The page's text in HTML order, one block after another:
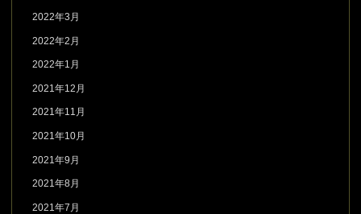
2022年3月
2022年2月
2022年1月
2021年12月
2021年11月
2021年10月
2021年9月
2021年8月
2021年7月